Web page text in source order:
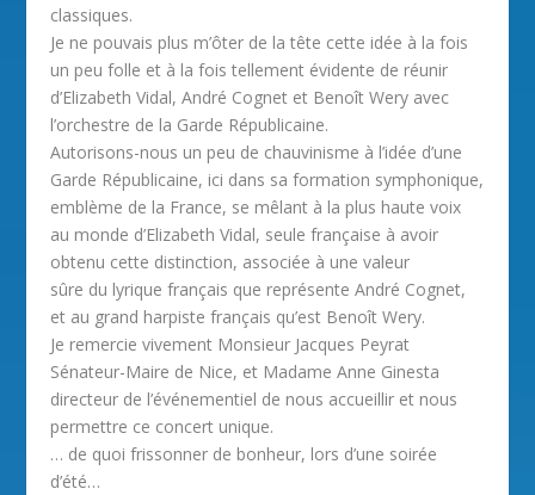
classiques.
Je ne pouvais plus m’ôter de la tête cette idée à la fois
un peu folle et à la fois tellement évidente de réunir
d’Elizabeth Vidal, André Cognet et Benoît Wery avec
l’orchestre de la Garde Républicaine.
Autorisons-nous un peu de chauvinisme à l’idée d’une
Garde Républicaine, ici dans sa formation symphonique,
emblème de la France, se mêlant à la plus haute voix
au monde d’Elizabeth Vidal, seule française à avoir
obtenu cette distinction, associée à une valeur
sûre du lyrique français que représente André Cognet,
et au grand harpiste français qu’est Benoît Wery.
Je remercie vivement Monsieur Jacques Peyrat
Sénateur-Maire de Nice, et Madame Anne Ginesta
directeur de l’événementiel de nous accueillir et nous
permettre ce concert unique.
… de quoi frissonner de bonheur, lors d’une soirée
d’été…